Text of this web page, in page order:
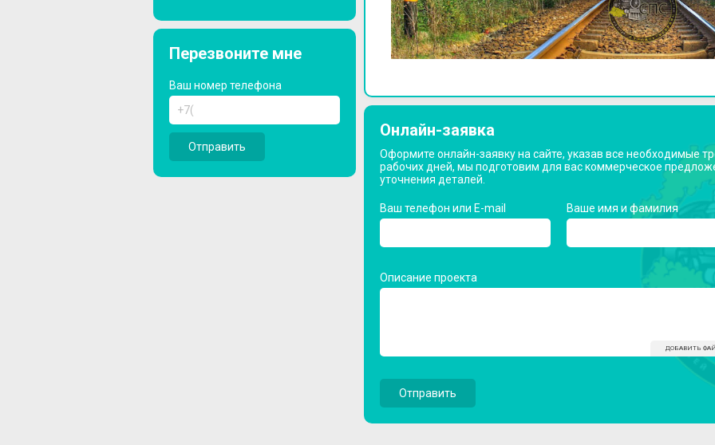
Перезвоните мне
Ваш номер телефона
Отправить
Онлайн-заявка
Оформите онлайн-заявку на сайте, указав все необходимые
рабочих дней, мы подготовим для вас коммерческое
уточнения деталей.
Ваш телефон или E-mail Ваше имя и фамилия
Описание проекта
ДОБАВИТЬ
Отправить